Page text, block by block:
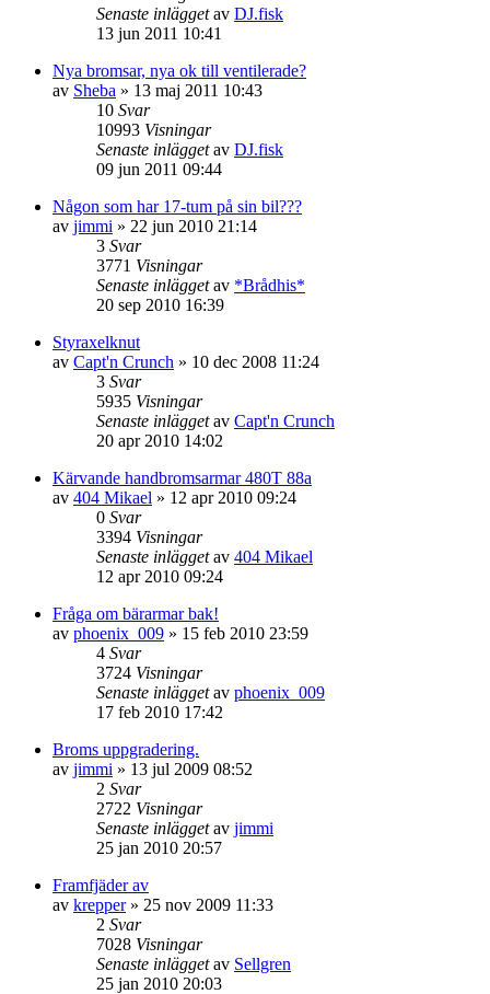
Senaste inläggetav DJ.fisk
13 jun 2011 10:41
Nya bromsar, nya ok till ventilerade?
av Sheba » 13 maj 2011 10:43
10 Svar
10993 Visningar
Senaste inläggetav DJ.fisk
09 jun 2011 09:44
Någon som har 17-tum på sin bil???
av jimmi » 22 jun 2010 21:14
3 Svar
3771 Visningar
Senaste inläggetav *Brådhis*
20 sep 2010 16:39
Styraxelknut
av Capt'n Crunch » 10 dec 2008 11:24
3 Svar
5935 Visningar
Senaste inläggetav Capt'n Crunch
20 apr 2010 14:02
Kärvande handbromsarmar 480T 88a
av 404 Mikael » 12 apr 2010 09:24
0 Svar
3394 Visningar
Senaste inläggetav 404 Mikael
12 apr 2010 09:24
Fråga om bärarmar bak!
av phoenix_009 » 15 feb 2010 23:59
4 Svar
3724 Visningar
Senaste inläggetav phoenix_009
17 feb 2010 17:42
Broms uppgradering.
av jimmi » 13 jul 2009 08:52
2 Svar
2722 Visningar
Senaste inläggetav jimmi
25 jan 2010 20:57
Framfjäder av
av krepper» 25 nov 2009 11:33
2 Svar
7028 Visningar
Senaste inläggetav Sellgren
25 jan 2010 20:03